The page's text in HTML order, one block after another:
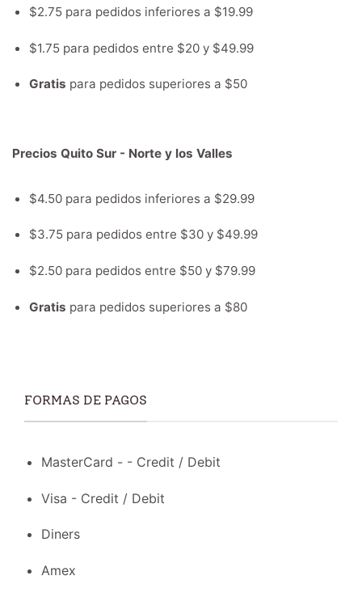
$2.75 para pedidos inferiores a $19.99
$1.75 para pedidos entre $20 y $49.99
Gratis para pedidos superiores a $50
Precios Quito Sur - Norte y los Valles
$4.50 para pedidos inferiores a $29.99
$3.75 para pedidos entre $30 y $49.99
$2.50 para pedidos entre $50 y $79.99
Gratis para pedidos superiores a $80
FORMAS DE PAGOS
MasterCard - - Credit / Debit
Visa - Credit / Debit
Diners
Amex